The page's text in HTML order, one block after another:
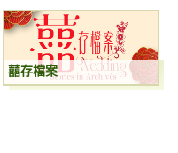
囍存檔案